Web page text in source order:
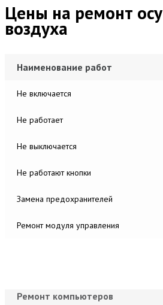
Цены на ремонт
воздуха
Наименование работ
Не включается
Не работает
Не выключается
Не работают кнопки
Замена предохранителей
Ремонт модуля управления
Ремонт компьютеров